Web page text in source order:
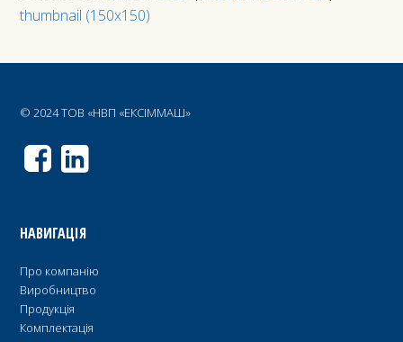
thumbnail (150x150)
© 2024 ТОВ «НВП «ЕКСІММАШ»
НАВИГАЦІЯ
Про компанію
Виробництво
Продукція
Комплектація